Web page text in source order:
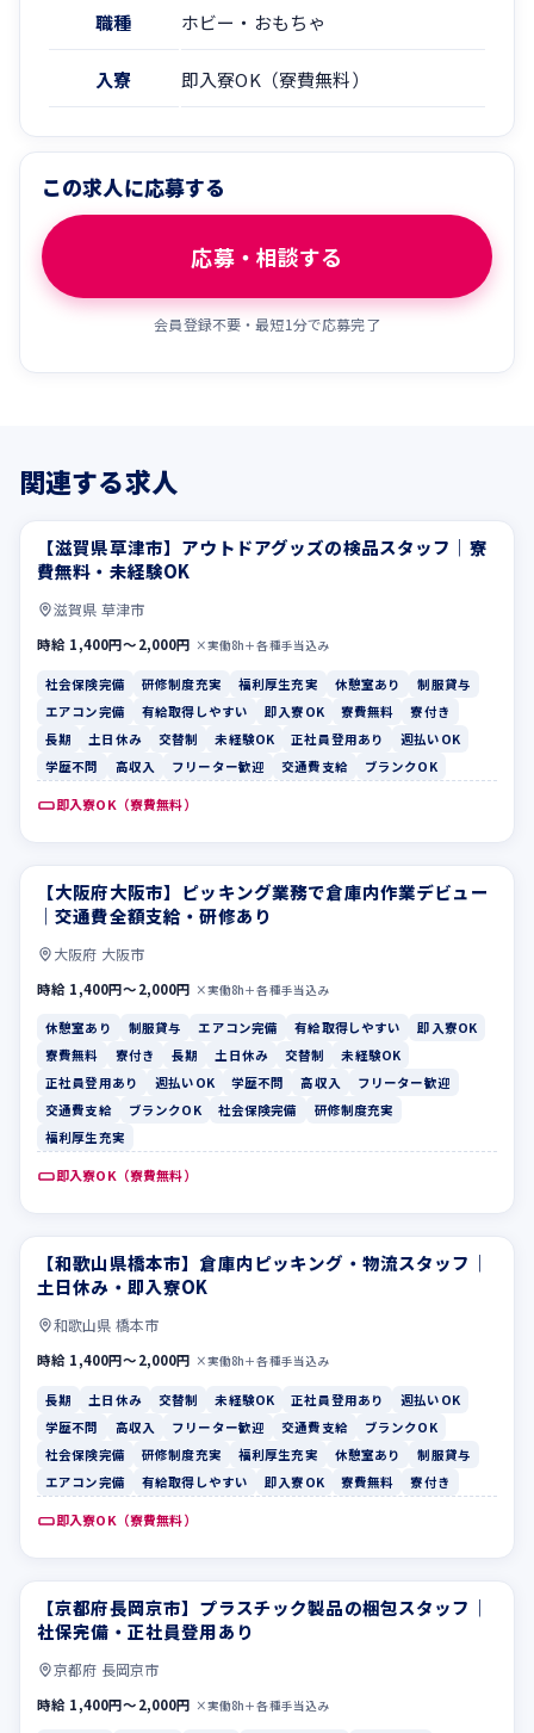
職種 ホビー・おもちゃ
入寮 即入寮OK（寮費無料）
この求人に応募する
応募・相談する
会員登録不要・最短1分で応募完了
関連する求人
社会保険完備 研修制度充実
【滋賀県草津市】アウトドアグッズの検品スタッフ｜寮
費無料・未経験OK
滋賀県 草津市
時給 1,400円〜2,000円 ×実働8h＋各種手当込み
社会保険完備 研修制度充実 福利厚生充実 休憩室あり
制服貸与
エアコン完備
有給取得しやすい 即入寮OK 寮費無料
寮付き
長期
土日休み 交替制 未経験OK 正社員登用あり
週払いOK
学歴不問
高収入 フリーター歓迎 交通費支給 ブランクOK
即入寮OK（寮費無料）
休憩室あり 制服貸与
【大阪府大阪市】ピッキング業務で倉庫内作業デビュー
｜交通費全額支給・研修あり
大阪府 大阪市
時給 1,400円〜2,000円 ×実働8h＋各種手当込み
休憩室あり 制服貸与 エアコン完備 有給取得しやすい
即入寮OK
寮費無料
寮付き 長期 土日休み 交替制
未経験OK
正社員登用あり
週払いOK 学歴不問 高収入
フリーター歓迎
交通費支給
ブランクOK 社会保険完備
研修制度充実
福利厚生充実
即入寮OK（寮費無料）
長期 土日休み
【和歌山県橋本市】倉庫内ピッキング・物流スタッフ｜
土日休み・即入寮OK
和歌山県 橋本市
時給 1,400円〜2,000円 ×実働8h＋各種手当込み
長期 土日休み 交替制 未経験OK 正社員登用あり
週払いOK
学歴不問
高収入 フリーター歓迎 交通費支給
ブランクOK
社会保険完備
研修制度充実 福利厚生充実 休憩室あり
制服貸与
エアコン完備
有給取得しやすい 即入寮OK 寮費無料 寮付き
即入寮OK（寮費無料）
週払いOK 学歴不問
【京都府長岡京市】プラスチック製品の梱包スタッフ｜
社保完備・正社員登用あり
京都府 長岡京市
時給 1,400円〜2,000円 ×実働8h＋各種手当込み